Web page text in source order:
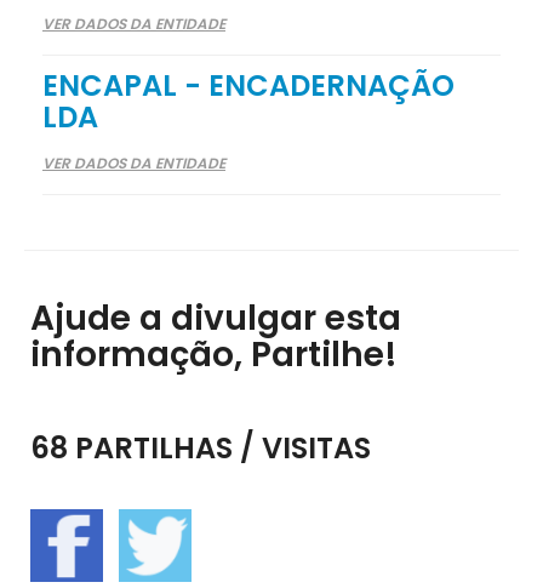
VER DADOS DA ENTIDADE
ENCAPAL - ENCADERNAÇÃO
LDA
VER DADOS DA ENTIDADE
Ajude a divulgar esta
informação, Partilhe!
68 PARTILHAS / VISITAS